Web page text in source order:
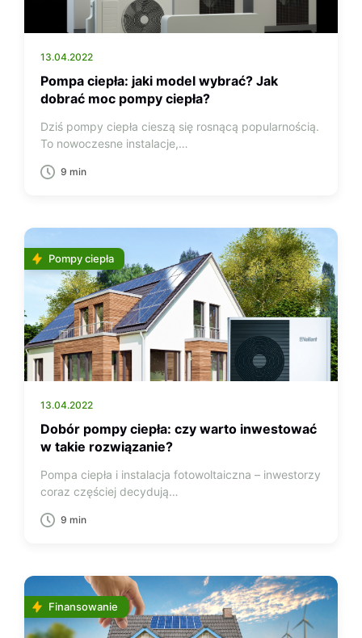
13.04.2022
Pompa ciepła: jaki model wybrać? Jak
dobrać moc pompy ciepła?
Dziś pompy ciepła cieszą się rosnącą popularnością.
To nowoczesne instalacje,…
9 min
Pompy ciepła
13.04.2022
Dobór pompy ciepła: czy warto inwestować
w takie rozwiązanie?
Pompa ciepła i instalacja fotowoltaiczna – inwestorzy
coraz częściej decydują…
9 min
Finansowanie